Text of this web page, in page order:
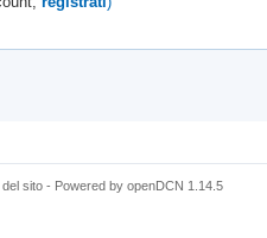
sito- Powered by openDCN 1.14.5